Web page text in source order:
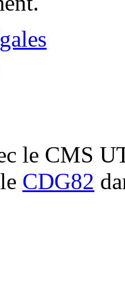
le CMS
CDG82